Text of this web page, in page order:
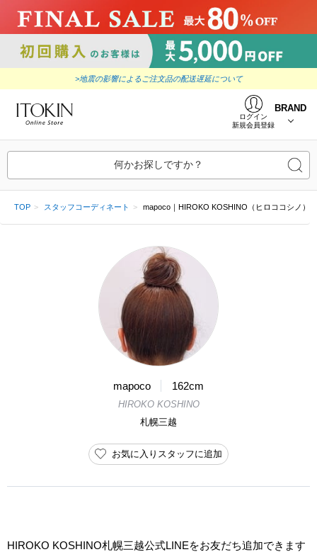
>地震の影響によるご注文品の配送遅延について
ログイン
新規会員登録
BRAND
何かお探しですか？
TOP スタッフコーディネート mapoco｜HIROKO KOSHINO（ヒロココシノ）
mapoco 162cm
HIROKO KOSHINO
札幌三越
お気に入りスタッフに追加
HIROKO KOSHINO札幌三越公式LINEをお友だち追加できます